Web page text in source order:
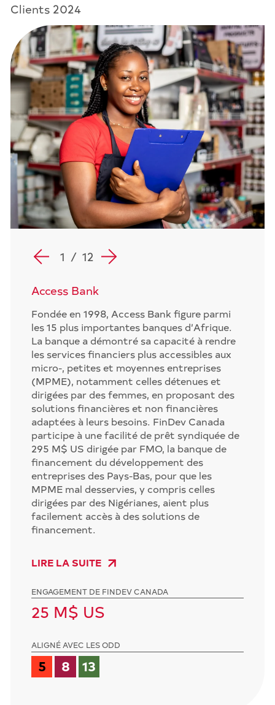
Clients 2024
1 / 12
Access Bank
Fondée en 1998, Access Bank figure parmi
les 15 plus importantes banques d’Afrique.
La banque a démontré sa capacité à rendre
les services financiers plus accessibles aux
micro-, petites et moyennes entreprises
(MPME), notamment celles détenues et
dirigées par des femmes, en proposant des
solutions financières et non financières
adaptées à leurs besoins. FinDev Canada
participe à une facilité de prêt syndiquée de
295 M$ US dirigée par FMO, la banque de
financement du développement des
entreprises des Pays-Bas, pour que les
MPME mal desservies, y compris celles
dirigées par des Nigérianes, aient plus
facilement accès à des solutions de
financement.
LIRE LA SUITE
ENGAGEMENT DE FINDEV CANADA
25 M$ US
ALIGNÉ AVEC LES ODD
5 8 13